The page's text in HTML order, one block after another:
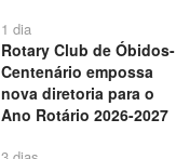
1 dia
Rotary Club de Óbidos-
Centenário empossa
nova diretoria para o
Ano Rotário 2026-2027